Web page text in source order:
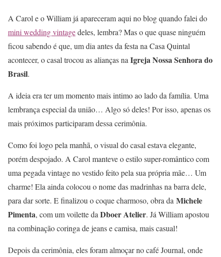
A Carol e o William já apareceram aqui no blog quando falei do
mini wedding vintagedeles, lembra? Mas o que quase ninguém
ficou sabendo é que, um dia antes da festa na Casa Quintal
acontecer, o casal trocou as alianças na Igreja Nossa Senhora do
Brasil.
A ideia era ter um momento mais intimo ao lado da família. Uma
lembrança especial da união… Algo só deles! Por isso, apenas os
mais próximos participaram dessa cerimônia.
Como foi logo pela manhã, o visual do casal estava elegante,
porém despojado. A Carol manteve o estilo super-romântico com
uma pegada vintage no vestido feito pela sua própria mãe… Um
charme! Ela ainda colocou o nome das madrinhas na barra dele,
para dar sorte. E finalizou o coque charmoso, obra da Michele
Pimenta, com um voilette da Dboer Atelier. Já William apostou
na combinação coringa de jeans e camisa, mais casual!
Depois da cerimônia, eles foram almoçar no café Journal, onde